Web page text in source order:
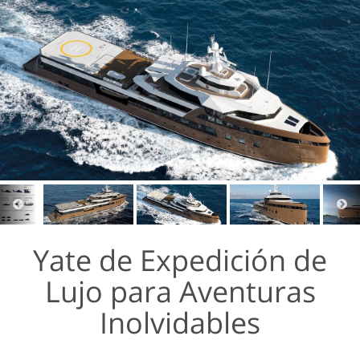
Yate de Expedición de
Lujo para Aventuras
Inolvidables